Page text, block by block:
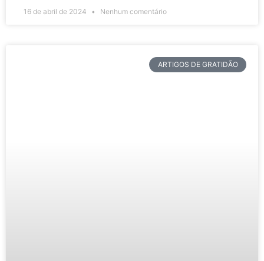
16 de abril de 2024 Nenhum comentário
ARTIGOS DE GRATIDÃO